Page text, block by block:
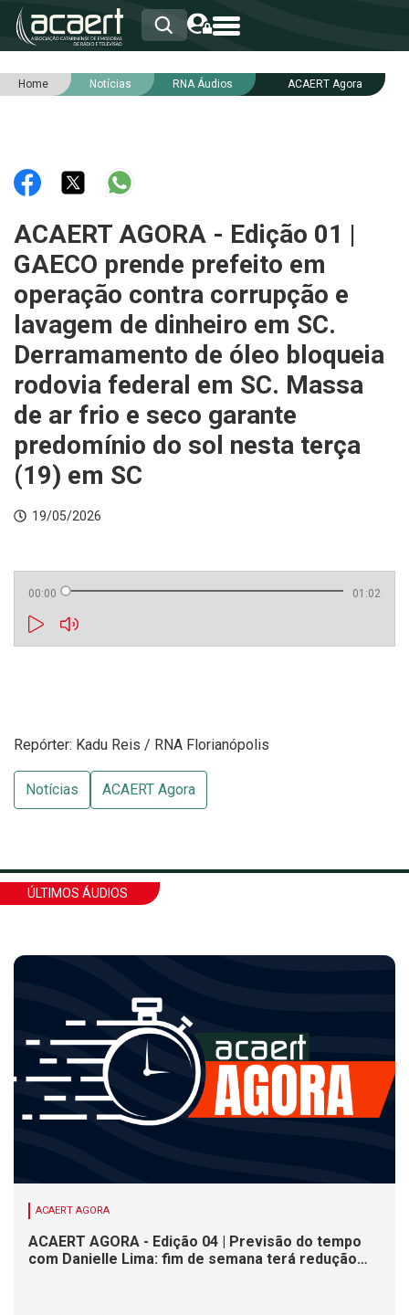
HOME
RNA
NOTÍCIAS
INTEGRIDADE
Home Notícias RNA Áudios ACAERT Agora
ACAERT AGORA - Edição 01 |
GAECO prende prefeito em
operação contra corrupção e
lavagem de dinheiro em SC.
Derramamento de óleo bloqueia
rodovia federal em SC. Massa
de ar frio e seco garante
predomínio do sol nesta terça
(19) em SC
19/05/2026
00:00 01:02
Repórter: Kadu Reis / RNA Florianópolis
Notícias ACAERT Agora
ÚLTIMOS ÁUDIOS
ACAERT AGORA
ACAERT AGORA - Edição 04 | Previsão do tempo
com Danielle Lima: fim de semana terá redução